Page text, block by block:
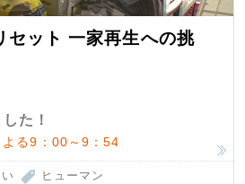
セット 一家再生への挑
た！
る9：00～9：54
ヒューマン